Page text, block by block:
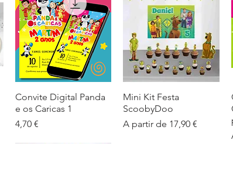
Visualização rápida
Convite Digital Panda
e os Caricas 1
Preço
4,70 €
Visualização rápida
Mini Kit Festa
ScoobyDoo
A partir de 17,90 €
Preço promocional